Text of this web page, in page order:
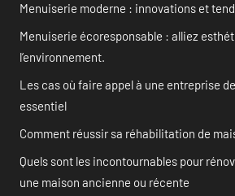
Menuiserie moderne : innovations et
Menuiserie écoresponsable : alliez
l’environnement.
Les cas où faire appel à une entreprise
essentiel
Comment réussir sa réhabilitation de
Quels sont les incontournables pour
une maison ancienne ou récente